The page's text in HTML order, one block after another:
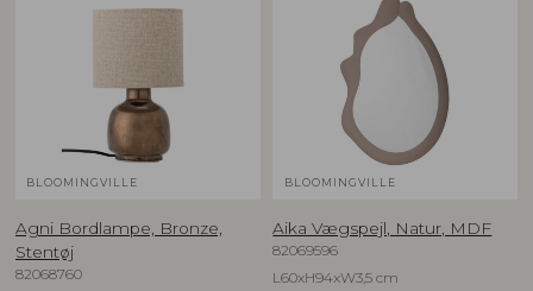
BLOOMINGVILLE
Agni Bordlampe, Bronze,
Stentøj
82068760
BLOOMINGVILLE
Aika Vægspejl, Natur, MDF
82069596
L60xH94xW3,5 cm